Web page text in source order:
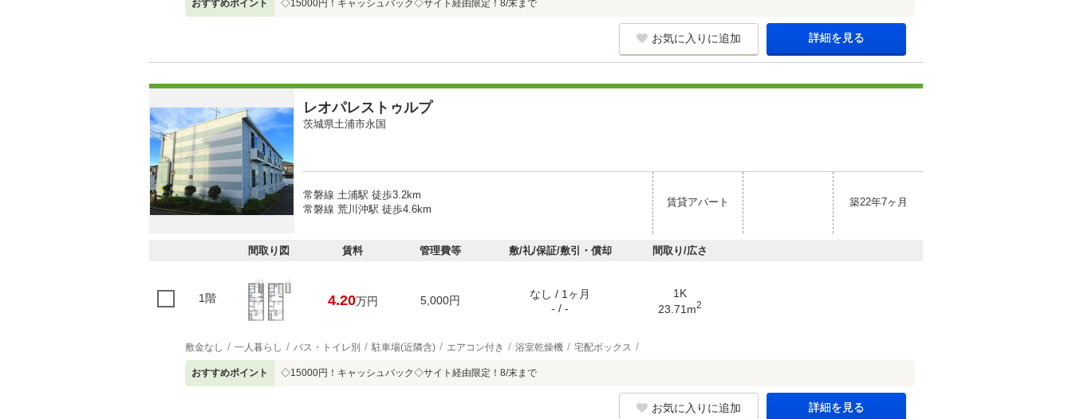
おすすめポイント ◇15000円！キャッシュバック◇サイト経由限定！8/末まで
お気に入りに追加 詳細を見る
レオパレストゥルプ
茨城県土浦市永国
常磐線 土浦駅 徒歩3.2km
常磐線 荒川沖駅 徒歩4.6km
賃貸アパート 築22年7ヶ月
間取り図 賃料 管理費等 敷/礼/保証/敷引・償却 間取り/広さ
1階 4.20万円 5,000円
なし / 1ヶ月
- / -
1K
23.71m2
敷金なし 一人暮らし バス・トイレ別 駐車場(近隣含) エアコン付き 浴室乾燥機 宅配ボックス
おすすめポイント ◇15000円！キャッシュバック◇サイト経由限定！8/末まで
お気に入りに追加 詳細を見る